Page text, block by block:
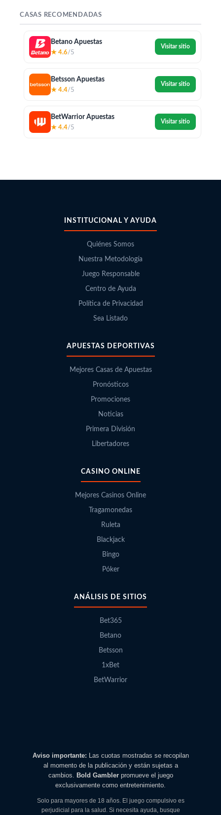
CASAS RECOMENDADAS
Betano Apuestas
★ 4.6/5
Visitar sitio
Betsson Apuestas
★ 4.4/5
Visitar sitio
BetWarrior Apuestas
★ 4.4/5
Visitar sitio
INSTITUCIONAL Y AYUDA
Quiénes Somos
Nuestra Metodología
Juego Responsable
Centro de Ayuda
Política de Privacidad
Sea Listado
APUESTAS DEPORTIVAS
Mejores Casas de Apuestas
Pronósticos
Promociones
Noticias
Primera División
Libertadores
CASINO ONLINE
Mejores Casinos Online
Tragamonedas
Ruleta
Blackjack
Bingo
Póker
ANÁLISIS DE SITIOS
Bet365
Betano
Betsson
1xBet
BetWarrior
Aviso importante: Las cuotas mostradas se recopilan
al momento de la publicación y están sujetas a
cambios.
Bold Gamblerpromueve el juego
exclusivamente como entretenimiento.
Solo para mayores de 18 años. El juego compulsivo es
perjudicial para la salud. Si necesita ayuda, busque